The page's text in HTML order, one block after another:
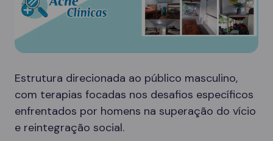
Estrutura direcionada ao público masculino,
com terapias focadas nos desafios específicos
enfrentados por homens na superação do vício
e reintegração social.